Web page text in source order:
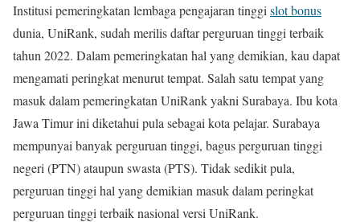
Institusi pemeringkatan lembaga pengajaran tinggi slot bonus
dunia, UniRank, sudah merilis daftar perguruan tinggi terbaik
tahun 2022. Dalam pemeringkatan hal yang demikian, kau dapat
mengamati peringkat menurut tempat. Salah satu tempat yang
masuk dalam pemeringkatan UniRank yakni Surabaya. Ibu kota
Jawa Timur ini diketahui pula sebagai kota pelajar. Surabaya
mempunyai banyak perguruan tinggi, bagus perguruan tinggi
negeri (PTN) ataupun swasta (PTS). Tidak sedikit pula,
perguruan tinggi hal yang demikian masuk dalam peringkat
perguruan tinggi terbaik nasional versi UniRank.